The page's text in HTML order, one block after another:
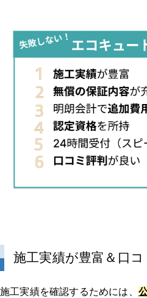
施工実績が豊富＆口
施工実績を確認するためには、